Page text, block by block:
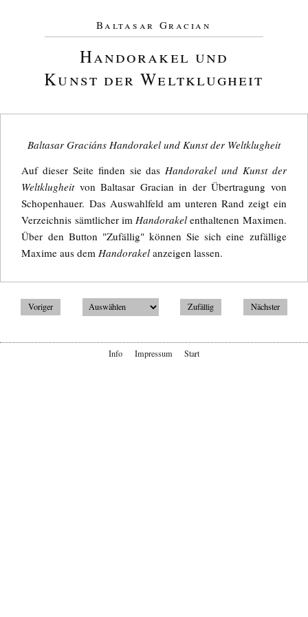
Baltasar Gracian
Handorakel und
Kunst der Weltklugheit
Baltasar Graciáns Handorakel und Kunst der Weltklugheit
Auf dieser Seite finden sie das Handorakel und Kunst der
Weltklugheitvon Baltasar Gracian in der Übertragung von
Schopenhauer. Das Auswahlfeld am unteren Rand zeigt ein
Verzeichnis sämtlicher im Handorakelenthaltenen Maximen.
Über den Button "Zufällig" können Sie sich eine zufällige
Maxime aus dem Handorakelanzeigen lassen.
Voriger Zufällig Nächster
Info Impressum Start